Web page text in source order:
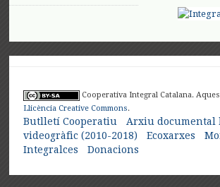
Cooperativa Integral Catalana.
Llicència Creative Commons.
Butlletí Cooperatiu
Arxiu documental
videogràfic (2010-2018)
Ecoxarxes
Integralces
Donacions